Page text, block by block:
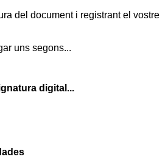
del document i registrant el vostre
uns segons...
digital...